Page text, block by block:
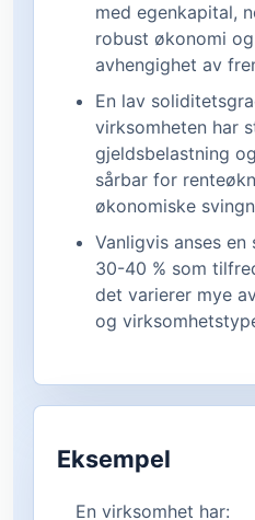
med egenkapital,
robust økonomi
avhengighet av
En lav
virksomheten har
gjeldsbelastning
sårbar for
økonomiske
Vanligvis anses
30-40 % som
det varierer mye
og
Eksempel
En virksomhet har: